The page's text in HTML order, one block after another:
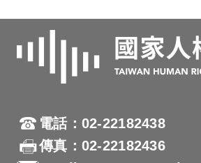
電話：02-22182438
傳真：02-22182436